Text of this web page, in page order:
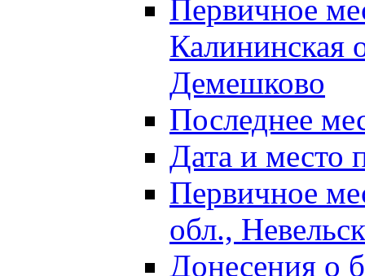
Первичное
Калининская
Демешково
Последнее
Дата и место
Первичное
обл.,
Донесения о